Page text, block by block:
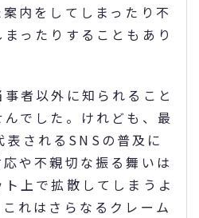
内をしてしまったり不
ったりすることもあり
者以外に知られること
でした。けれども、最
されるSNSの普及に
や不親切な振る舞いは
上で拡散してしまうよ
れはさらなるクレーム